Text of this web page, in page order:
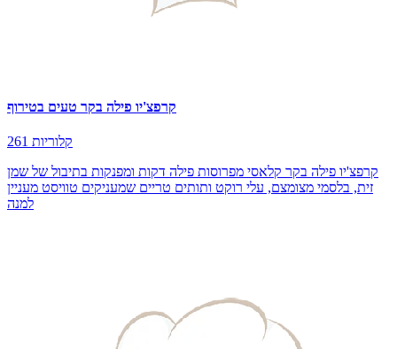
קרפצ'יו פילה בקר טעים בטירוף
261 קלוריות
קרפצ'יו פילה בקר קלאסי מפרוסות פילה דקות ומפנקות בתיבול של שמן
זית, בלסמי מצומצם, עלי רוקט ותותים טריים שמעניקים טוויסט מעניין
למנה